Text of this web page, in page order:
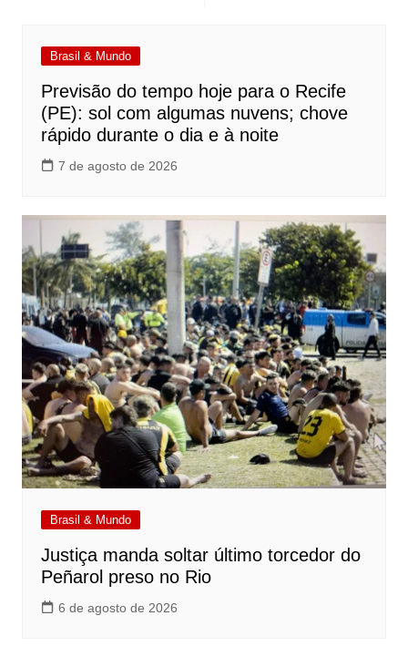
Brasil & Mundo
Previsão do tempo hoje para o Recife
(PE): sol com algumas nuvens; chove
rápido durante o dia e à noite
7 de agosto de 2026
Brasil & Mundo
Justiça manda soltar último torcedor do
Peñarol preso no Rio
6 de agosto de 2026